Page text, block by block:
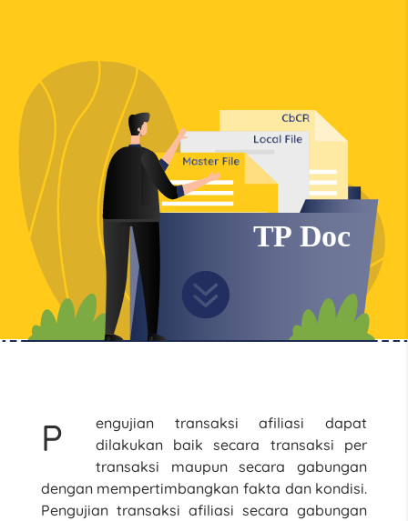

P
engujian transaksi afiliasi dapat
dilakukan baik secara transaksi per
transaksi maupun secara gabungan
dengan mempertimbangkan fakta dan kondisi.
Pengujian transaksi afiliasi secara gabungan